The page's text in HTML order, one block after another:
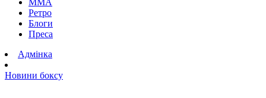
ММА
Ретро
Блоги
Преса
Адмінка
Новини боксу